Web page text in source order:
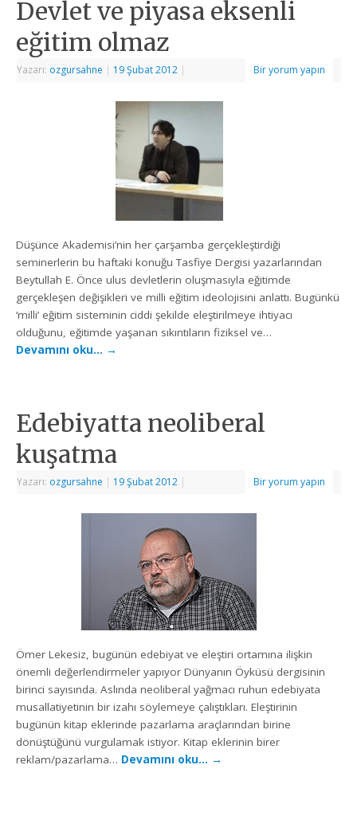
Devlet ve piyasa eksenli
eğitim olmaz
Yazarı: ozgursahne | 19 Şubat 2012 | Bir yorum yapın
Düşünce Akademisi’nin her çarşamba gerçekleştirdiği
seminerlerin bu haftaki konuğu Tasfiye Dergisi yazarlarından
Beytullah E. Önce ulus devletlerin oluşmasıyla eğitimde
gerçekleşen değişikleri ve milli eğitim ideolojisini anlattı. Bugünkü
‘milli’ eğitim sisteminin ciddi şekilde eleştirilmeye ihtiyacı
olduğunu, eğitimde yaşanan sıkıntıların fiziksel ve…
Devamını oku… →
Edebiyatta neoliberal
kuşatma
Yazarı: ozgursahne | 19 Şubat 2012 | Bir yorum yapın
Ömer Lekesiz, bugünün edebiyat ve eleştiri ortamına ilişkin
önemli değerlendirmeler yapıyor Dünyanın Öyküsü dergisinin
birinci sayısında. Aslında neoliberal yağmacı ruhun edebiyata
musallatiyetinin bir izahı söylemeye çalıştıkları. Eleştirinin
bugünün kitap eklerinde pazarlama araçlarından birine
dönüştüğünü vurgulamak istiyor. Kitap eklerinin birer
reklam/pazarlama… Devamını oku… →